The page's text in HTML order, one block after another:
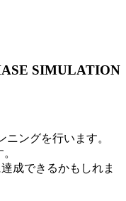
SIMULATION
ングを行います。
成できるかもしれま